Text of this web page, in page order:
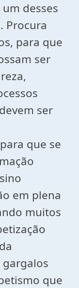
desses
Procura
para que
ser
ser
que se
em plena
muitos
gargalos
que